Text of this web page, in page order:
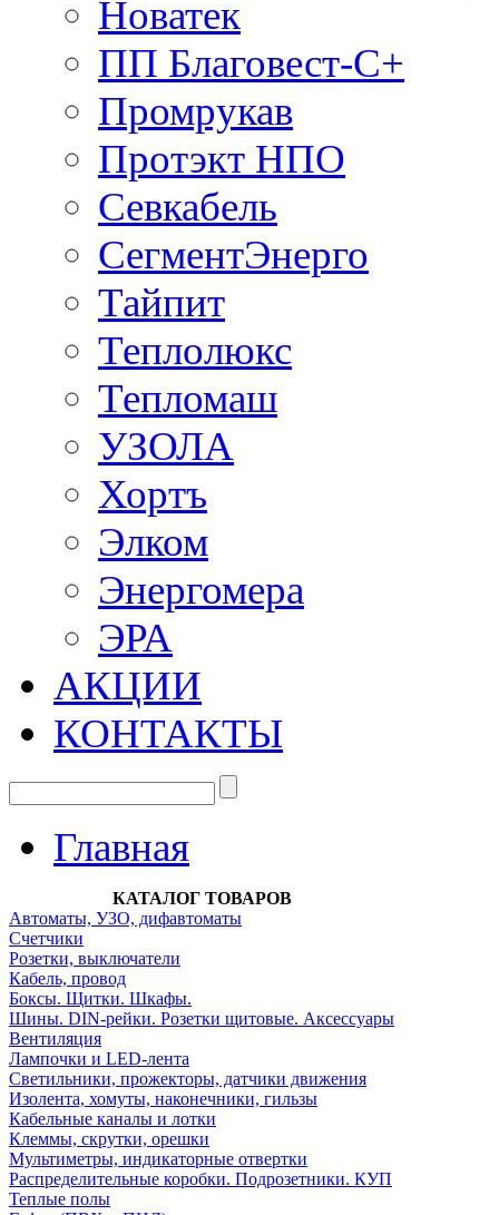
Новатек
ПП Благовест-С+
Промрукав
Протэкт НПО
Севкабель
СегментЭнерго
Тайпит
Теплолюкс
Тепломаш
УЗОЛА
Хортъ
Элком
Энергомера
ЭРА
АКЦИИ
КОНТАКТЫ
Главная
КАТАЛОГ ТОВАРОВ
Автоматы, УЗО, дифавтоматы
Счетчики
Розетки, выключатели
Кабель, провод
Боксы. Щитки. Шкафы.
Шины. DIN-рейки. Розетки щитовые. Аксессуары
Вентиляция
Лампочки и LED-лента
Светильники, прожекторы, датчики движения
Изолента, хомуты, наконечники, гильзы
Кабельные каналы и лотки
Клеммы, скрутки, орешки
Мультиметры, индикаторные отвертки
Распределительные коробки. Подрозетники. КУП
Теплые полы